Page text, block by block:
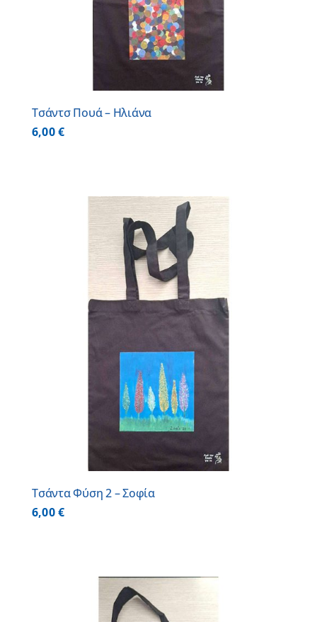
Τσάντσ Πουά – Ηλιάνα
6,00€
Τσάντα Φύση 2 – Σοφία
6,00€